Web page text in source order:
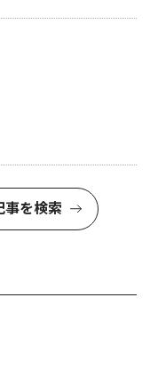
事を検索